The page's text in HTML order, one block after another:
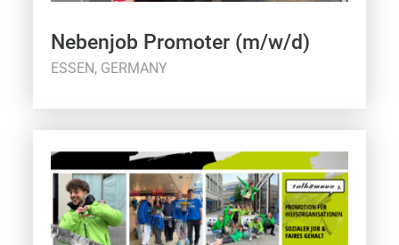
Nebenjob Promoter (m/w/d)
ESSEN, GERMANY